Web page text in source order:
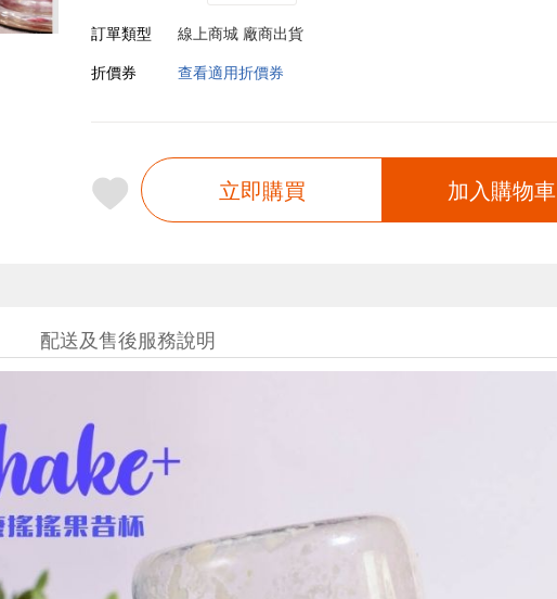
訂單類型
線上商城 廠商出貨
折價券
查看適用折價券
立即購買 加入購物車
配送及售後服務說明